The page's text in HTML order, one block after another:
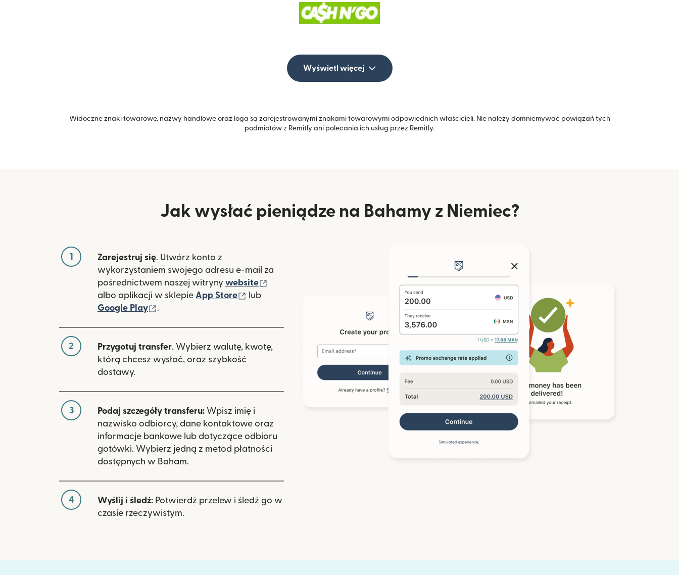
Wyświetl więcej
Widoczne znaki towarowe, nazwy handlowe oraz loga są zarejestrowanymi znakami towarowymi odpowiednich właścicieli. Nie należy domniemywać powiązań tych
podmiotów z Remitly ani polecania ich usług przez Remitly.
Jak wysłać pieniądze na Bahamy z Niemiec?
1 Zarejestruj się. Utwórz konto z
wykorzystaniem swojego adresu e-mail za
pośrednictwem naszej witryny website
albo aplikacji w sklepie App Store (otwiera się w nowym oknie)
lub
Google Play
.
2 Przygotuj transfer. Wybierz walutę, kwotę,
którą chcesz wysłać, oraz szybkość
dostawy.
3 Podaj szczegóły transferu: Wpisz imię i
nazwisko odbiorcy, dane kontaktowe oraz
informacje bankowe lub dotyczące odbioru
gotówki. Wybierz jedną z metod płatności
dostępnych w Baham.
4 Wyślij i śledź: Potwierdź przelew i śledź go w
czasie rzeczywistym.